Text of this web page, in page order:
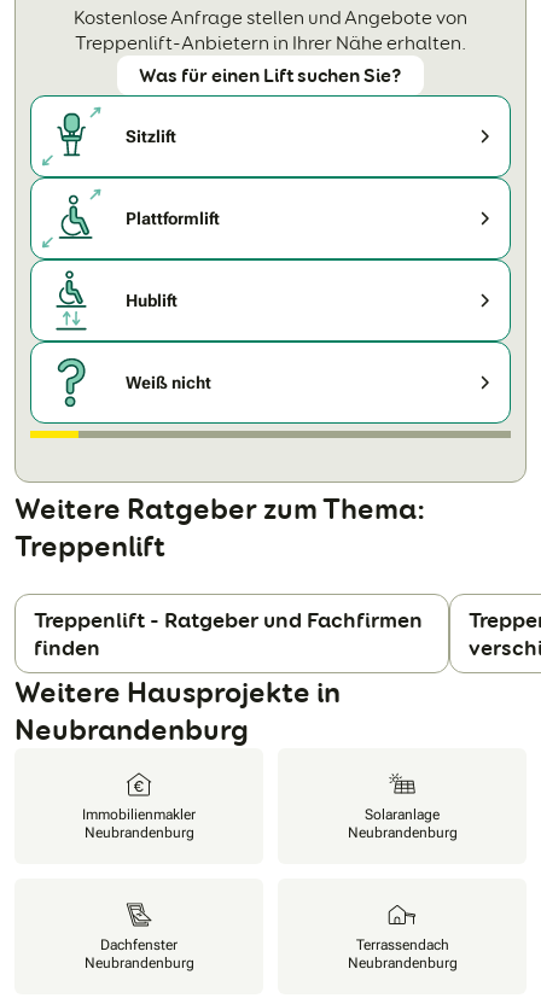
Kostenlose Anfrage stellen und Angebote von
Treppenlift-Anbietern in Ihrer Nähe erhalten.
Was für einen Lift suchen Sie?
Sitzlift
Plattformlift
Hublift
Weiß nicht
Weitere Ratgeber zum Thema:
Treppenlift
Treppenlift - Ratgeber und Fachfirmen
finden
Weitere Hausprojekte in
Neubrandenburg
Immobilienmakler
Neubrandenburg
Solaranlage
Neubrandenburg
Dachfenster
Neubrandenburg
Terrassendach
Neubrandenburg